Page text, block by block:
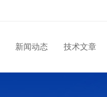
新闻动态 技术文章